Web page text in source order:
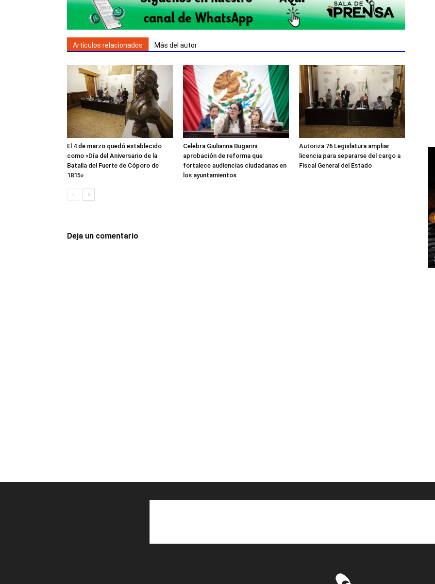
Artículos relacionados Más del autor
El 4 de marzo quedó establecido
como «Día del Aniversario de la
Batalla del Fuerte de Cóporo de
1815»
Celebra Giulianna Bugarini
aprobación de reforma que
fortalece audiencias ciudadanas en
los ayuntamientos
Autoriza 76 Legislatura ampliar
licencia para separarse del cargo a
Fiscal General del Estado
Deja un comentario